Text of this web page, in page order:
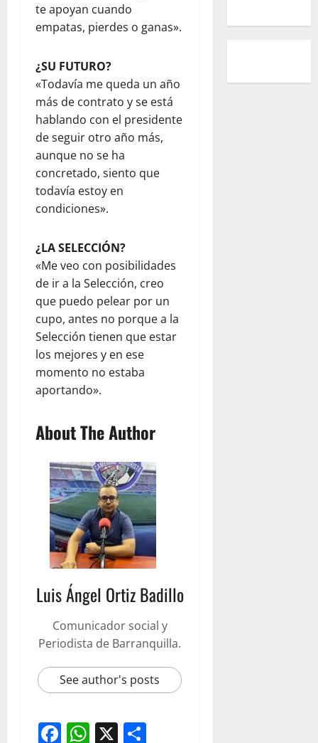
te apoyan cuando
empatas, pierdes o ganas».
¿SU FUTURO?
«Todavía me queda un año
más de contrato y se está
hablando con el presidente
de seguir otro año más,
aunque no se ha
concretado, siento que
todavía estoy en
condiciones».
¿LA SELECCIÓN?
«Me veo con posibilidades
de ir a la Selección, creo
que puedo pelear por un
cupo, antes no porque a la
Selección tienen que estar
los mejores y en ese
momento no estaba
aportando».
About The Author
Luis Ángel Ortiz Badillo
Comunicador social y
Periodista de Barranquilla.
See author's posts
Facebook
WhatsApp
X